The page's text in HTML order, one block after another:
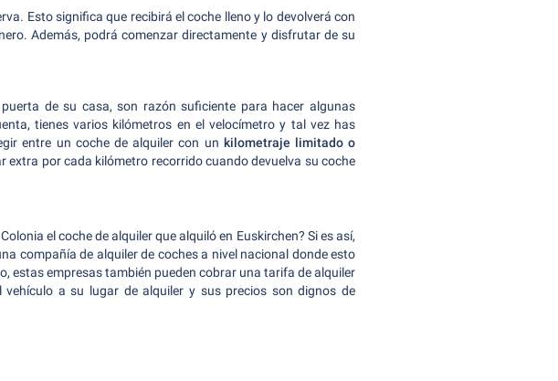
Esto significa que recibirá el coche lleno y lo devolverá con
Además, podrá comenzar directamente y disfrutar de su
de su casa, son razón suficiente para hacer algunas
tienes varios kilómetros en el velocímetro y tal vez has
entre un coche de alquiler con un kilometraje limitado o
extra por cada kilómetro recorrido cuando devuelva su coche
el coche de alquiler que alquiló en Euskirchen? Si es así,
compañía de alquiler de coches a nivel nacional donde esto
estas empresas también pueden cobrar una tarifa de alquiler
vehículo a su lugar de alquiler y sus precios son dignos de